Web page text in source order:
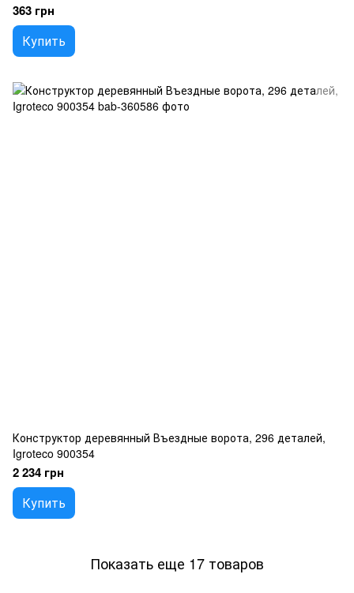
363 грн
Купить
Конструктор деревянный Въездные ворота, 296 деталей,
Igroteco 900354
2 234 грн
Купить
Показать еще 17 товаров